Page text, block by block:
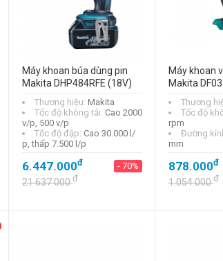
Máy khoan búa dùng pin
Makita DHP484RFE (18V)
Thương hiệu: Makita
Tốc độ không tải: Cao 2000
v/p, 500 v/p
Tốc độ đập: Cao 30.000 l/
p, thấp 7.500 l/p
6.447.000đ - 70%
21.637.000đ
Máy khoan
Makita
Thương
Tốc độ
rpm
Đường
mm
878.000đ
1.054.000đ